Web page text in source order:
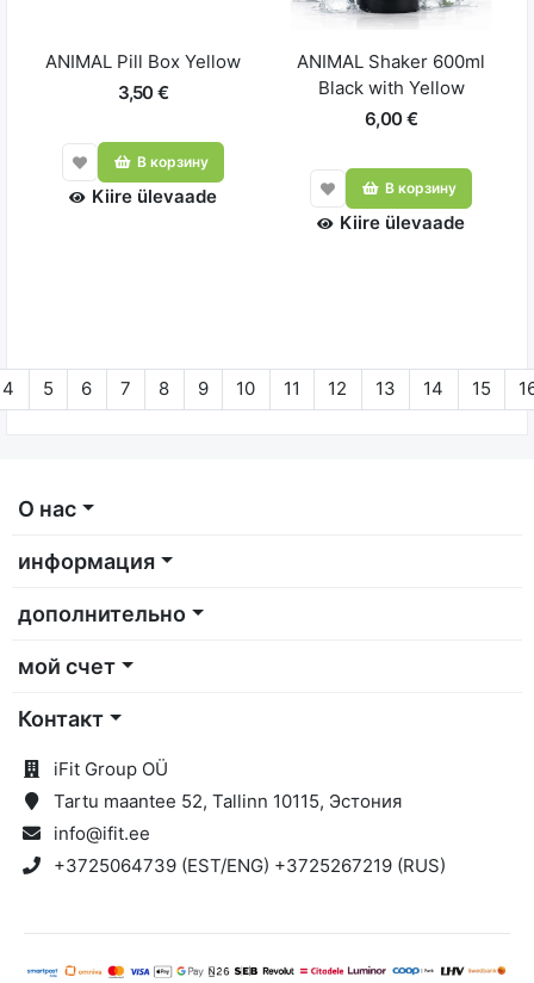
ANIMAL Pill Box Yellow
3,50 €
В корзину
Kiire ülevaade
ANIMAL Shaker 600ml
Black with Yellow
6,00 €
В корзину
Kiire ülevaade
4 5 6 7 8 9 10 11 12 13 14 15
О нас
информация
дополнительно
мой счет
Контакт
iFit Group OÜ
Tartu maantee 52, Tallinn 10115, Эстония
info@ifit.ee
+3725064739 (EST/ENG) +3725267219 (RUS)